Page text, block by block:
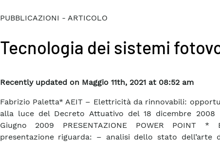
PUBBLICAZIONI - ARTICOLO
Tecnologia dei sistemi
Recently updated on Maggio 11th, 2021 at 08:52 am
Fabrizio Paletta* AEIT – Elettricità da rinnovabili:
alla luce del Decreto Attuativo del 18 dicembre 2008
Giugno 2009 PRESENTAZIONE POWER POINT *
presentazione riguarda: – analisi dello stato dell’arte